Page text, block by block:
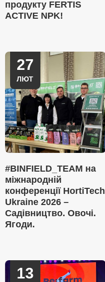
продукту FERTIS
ACTIVE NPK!
27
ЛЮТ
#BINFIELD_TEAM на
міжнародній
конференції HortiTech
Ukraine 2026 –
Садівництво. Овочі.
Ягоди.
13